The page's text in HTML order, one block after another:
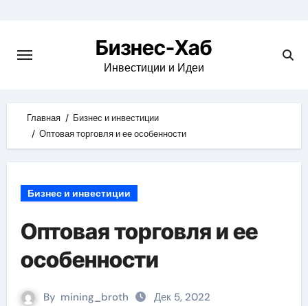
content
Бизнес-Хаб
Инвестиции и Идеи
Главная
Бизнес и инвестиции
Оптовая торговля и ее особенности
Бизнес и инвестиции
Оптовая торговля и ее
особенности
By mining_broth Дек 5, 2022